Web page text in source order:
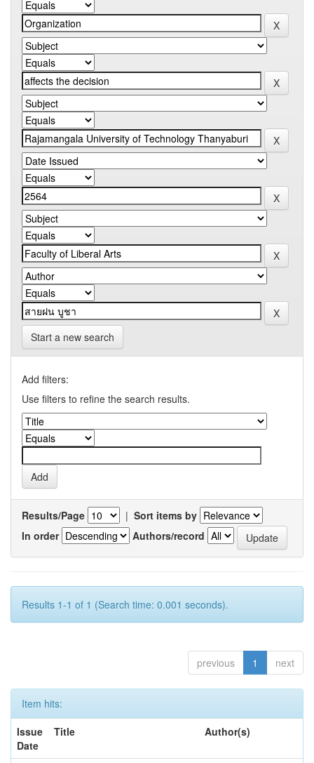
Start a new search
Add filters:
Use filters to refine the search results.
Results/Page | Sort items by
In order
Authors/record
Results 1-1 of 1 (Search time: 0.001 seconds).
previous 1 next
Item hits:
Issue
Date
Title Author(s)